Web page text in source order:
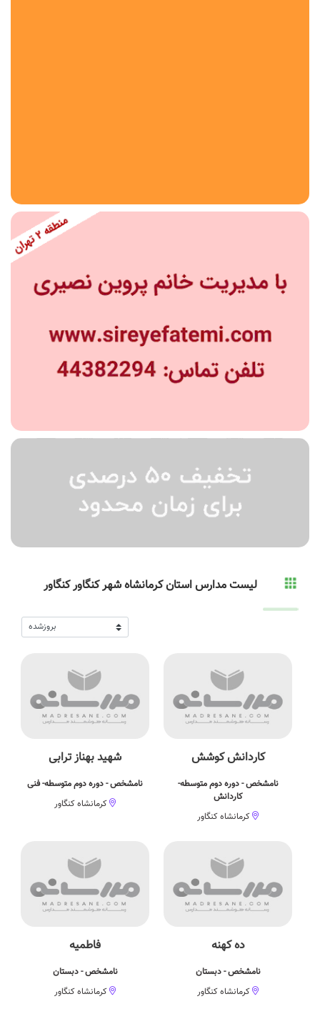
منطقه
مقطع تحصیلی
دوره اول متوسطه
دوره دوم متوسطه- نظری
پیش دبستانی
لیست مدارس استان کرمانشاه شهر کنگاور کنگاور
کاردانش کوشش
نامشخص - دوره دوم متوسطه-
کاردانش
کرمانشاه کنگاور
شهید بهناز ترابی
نامشخص - دوره دوم متوسطه- فنی
کرمانشاه کنگاور
ده کهنه
نامشخص - دبستان
کرمانشاه کنگاور
فاطمیه
نامشخص - دبستان
کرمانشاه کنگاور